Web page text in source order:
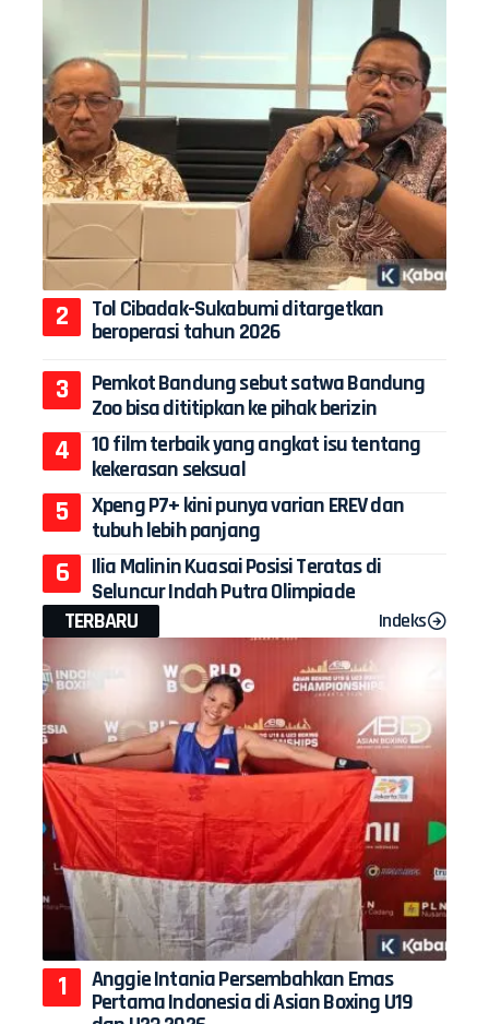
Tol Cibadak-Sukabumi ditargetkan
beroperasi tahun 2026
Pemkot Bandung sebut satwa Bandung
Zoo bisa dititipkan ke pihak berizin
10 film terbaik yang angkat isu tentang
kekerasan seksual
Xpeng P7+ kini punya varian EREV dan
tubuh lebih panjang
Ilia Malinin Kuasai Posisi Teratas di
Seluncur Indah Putra Olimpiade
TERBARU
Indeks
Anggie Intania Persembahkan Emas
Pertama Indonesia di Asian Boxing U19